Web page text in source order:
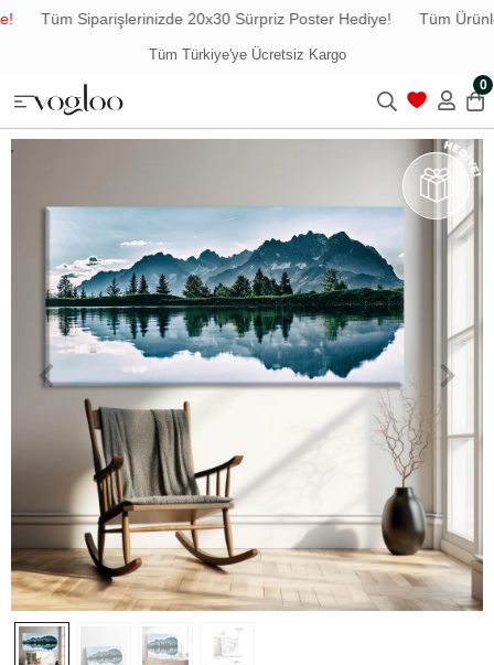
Tüm Siparişlerinizde 20x30 Sürpriz Poster Hediye! Tüm
Tüm Türkiye'ye Ücretsiz Kargo
0